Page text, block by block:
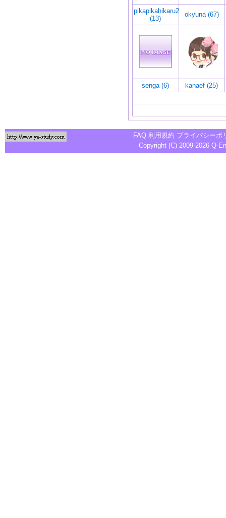
pikapikahikaru2
(13)
okyuna (67)
senga (6) kanaef (25)
FAQ 利用規約 プライバシーポ
Copyright (C) 2009-2026 Q-